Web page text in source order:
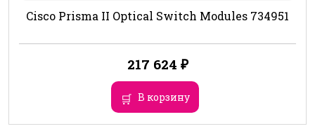
Cisco Prisma II Optical Switch Modules 734951
217 624 ₽
В корзину